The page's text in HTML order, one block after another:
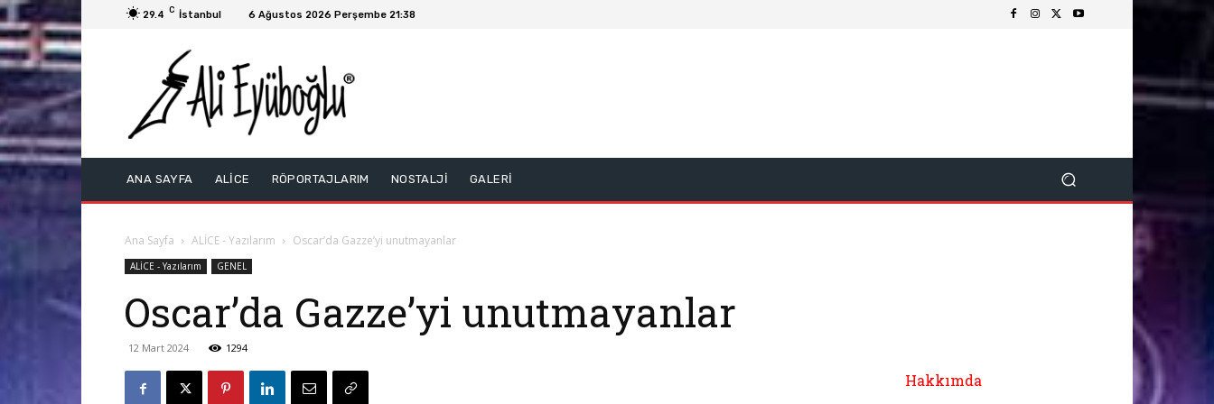
29.4 C İstanbul 6 Ağustos 2026 Perşembe 21:38
ANA SAYFA ALİCE RÖPORTAJLARIM NOSTALJİ GALERİ
Ana Sayfa ALİCE - Yazılarım Oscar’da Gazze’yi unutmayanlar
ALİCE - Yazılarım GENEL
Oscar’da Gazze’yi unutmayanlar
12 Mart 2024 1294
Hakkımda